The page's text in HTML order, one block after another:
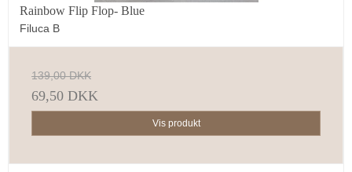
Rainbow Flip Flop- Blue
Filuca B
139,00 DKK
69,50 DKK
Vis produkt